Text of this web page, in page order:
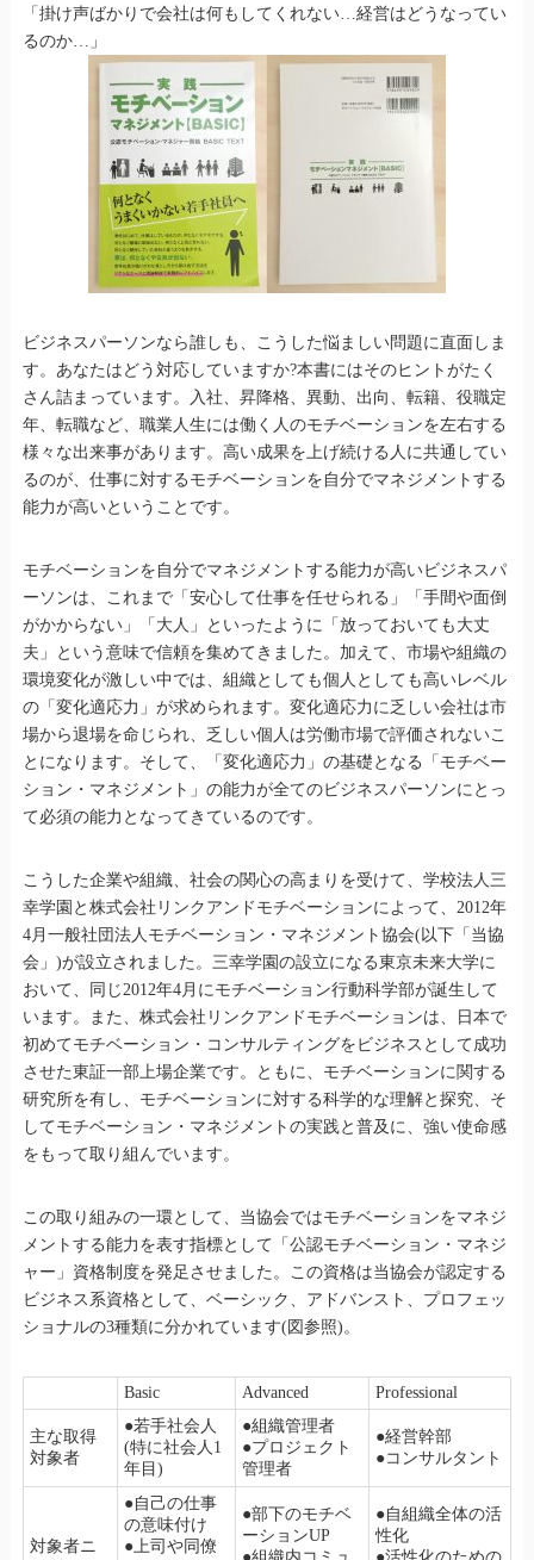
「掛け声ばかりで会社は何もしてくれない…経営はどうなってい
るのか…」
ビジネスパーソンなら誰しも、こうした悩ましい問題に直面しま
す。あなたはどう対応していますか?本書にはそのヒントがたく
さん詰まっています。入社、昇降格、異動、出向、転籍、役職定
年、転職など、職業人生には働く人のモチベーションを左右する
様々な出来事があります。高い成果を上げ続ける人に共通してい
るのが、仕事に対するモチベーションを自分でマネジメントする
能力が高いということです。
モチベーションを自分でマネジメントする能力が高いビジネスパ
ーソンは、これまで「安心して仕事を任せられる」「手間や面倒
がかからない」「大人」といったように「放っておいても大丈
夫」という意味で信頼を集めてきました。加えて、市場や組織の
環境変化が激しい中では、組織としても個人としても高いレベル
の「変化適応力」が求められます。変化適応力に乏しい会社は市
場から退場を命じられ、乏しい個人は労働市場で評価されないこ
とになります。そして、「変化適応力」の基礎となる「モチベー
ション・マネジメント」の能力が全てのビジネスパーソンにとっ
て必須の能力となってきているのです。
こうした企業や組織、社会の関心の高まりを受けて、学校法人三
幸学園と株式会社リンクアンドモチベーションによって、2012年
4月一般社団法人モチベーション・マネジメント協会(以下「当協
会」)が設立されました。三幸学園の設立になる東京未来大学に
おいて、同じ2012年4月にモチベーション行動科学部が誕生して
います。また、株式会社リンクアンドモチベーションは、日本で
初めてモチベーション・コンサルティングをビジネスとして成功
させた東証一部上場企業です。ともに、モチベーションに関する
研究所を有し、モチベーションに対する科学的な理解と探究、そ
してモチベーション・マネジメントの実践と普及に、強い使命感
をもって取り組んでいます。
この取り組みの一環として、当協会ではモチベーションをマネジ
メントする能力を表す指標として「公認モチベーション・マネジ
ャー」資格制度を発足させました。この資格は当協会が認定する
ビジネス系資格として、ベーシック、アドバンスト、プロフェッ
ショナルの3種類に分かれています(図参照)。
Basic Advanced Professional
主な取得
対象者
●若手社会人
(特に社会人1
年目)
●組織管理者
●プロジェクト
管理者
●経営幹部
●コンサルタント
対象者ニ
●自己の仕事
の意味付け
●上司や同僚
●部下のモチベ
ーションUP
●自組織全体の活
性化